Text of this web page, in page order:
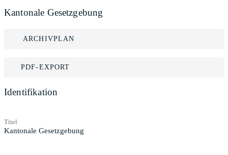
Kantonale Gesetzgebung
ARCHIVPLAN
PDF-EXPORT
Identifikation
Titel
Kantonale Gesetzgebung